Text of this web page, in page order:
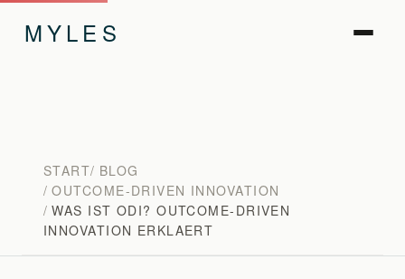
MYLES
START BLOG
OUTCOME-DRIVEN INNOVATION
WAS IST ODI? OUTCOME-DRIVEN
INNOVATION ERKLAERT